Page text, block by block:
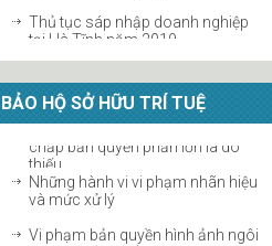
tại Hà Tĩnh năm 2019
Hướng dẫn thay đổi vốn điều lệ
công ty cổ phần
Chấm dứt tư cách thành viên công
ty hợp danh
Thủ tục tăng vốn điều lệ công ty
2019 tại Hà Tĩnh
BẢO HỘ SỞ HỮU TRÍ TUỆ
Những hành vi vi phạm nhãn hiệu
và mức xử lý
Vi phạm bản quyền hình ảnh ngôi
sao với sản phẩm thời trang